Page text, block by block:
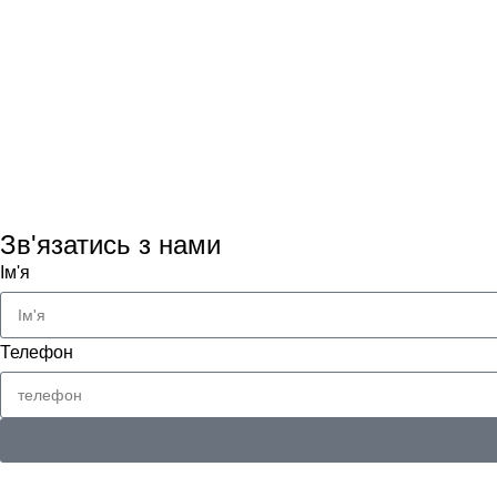
Зв'язатись з нами
Ім'я
Телефон